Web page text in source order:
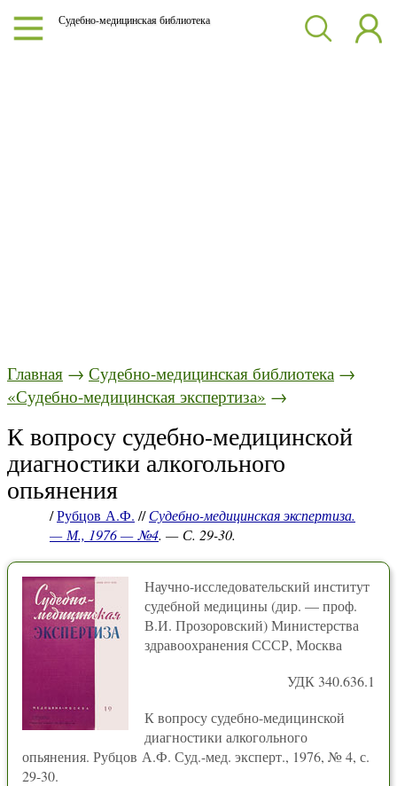
Судебно-медицинская библиотека
Главная → Судебно-медицинская библиотека →
«Судебно-медицинская экспертиза» →
К вопросу судебно-медицинской
диагностики алкогольного
опьянения
/Рубцов А.Ф. //Судебно-медицинская экспертиза.
— М., 1976 — №4. — С. 29-30.
Научно-исследовательский институт
судебной медицины (дир. — проф.
В.И. Прозоровский) Министерства
здравоохранения СССР, Москва
УДК 340.636.1
К вопросу судебно-медицинской
диагностики алкогольного
опьянения. Рубцов А.Ф. Суд.-мед. эксперт., 1976, № 4, с.
29-30.